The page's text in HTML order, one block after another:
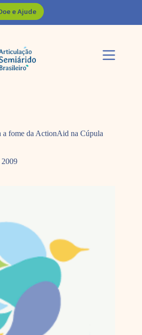
e Ajude
a fome da ActionAid na Cúpula
2009